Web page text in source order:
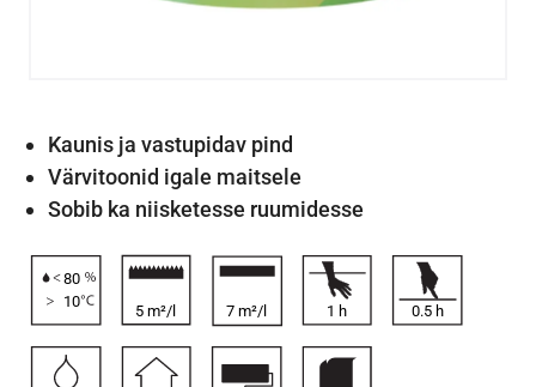
Kaunis ja vastupidav pind
Värvitoonid igale maitsele
Sobib ka niisketesse ruumidesse
80
10
5 m²/l 7 m²/l 1 h 0.5 h